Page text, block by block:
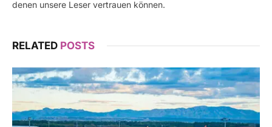
denen unsere Leser vertrauen können.
RELATED POSTS